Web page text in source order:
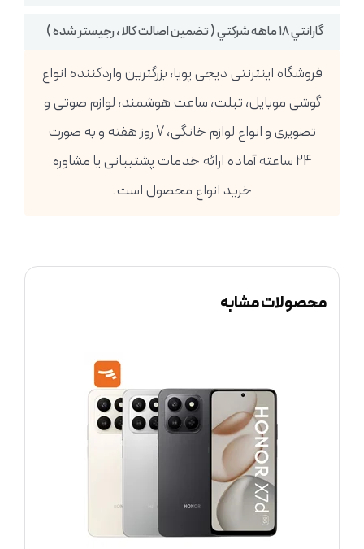
گارانتي ١٨ ماهه شركتي ( تضمين اصالت كالا ، رجيستر شده )
فروشگاه اینترنتی دیجی پویا، بزرگترین واردکننده انواع
گوشی موبایل، تبلت، ساعت هوشمند، لوازم صوتی و
تصویری و انواع لوازم خانگی، 7 روز هفته و به صورت
24 ساعته آماده ارائه خدمات پشتیبانی یا مشاوره
خرید انواع محصول است.
محصولات مشابه